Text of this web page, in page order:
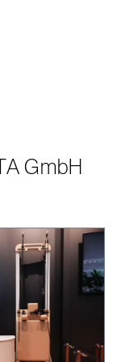
GmbH